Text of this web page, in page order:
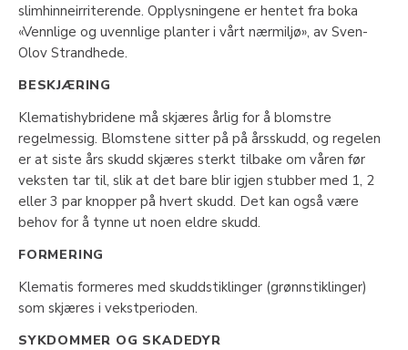
slimhinneirriterende. Opplysningene er hentet fra boka
«Vennlige og uvennlige planter i vårt nærmiljø», av Sven-
Olov Strandhede.
BESKJÆRING
Klematishybridene må skjæres årlig for å blomstre
regelmessig. Blomstene sitter på på årsskudd, og regelen
er at siste års skudd skjæres sterkt tilbake om våren før
veksten tar til, slik at det bare blir igjen stubber med 1, 2
eller 3 par knopper på hvert skudd. Det kan også være
behov for å tynne ut noen eldre skudd.
FORMERING
Klematis formeres med skuddstiklinger (grønnstiklinger)
som skjæres i vekstperioden.
SYKDOMMER OG SKADEDYR